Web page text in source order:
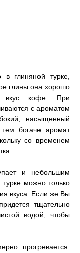
глиняной турке,
глины она хорошо
вкус кофе. При
с ароматом
насыщенный
богаче аромат
со временем
и небольшим
турке можно только
вкуса. Если же Вы
тщательно
водой, чтобы
прогревается.